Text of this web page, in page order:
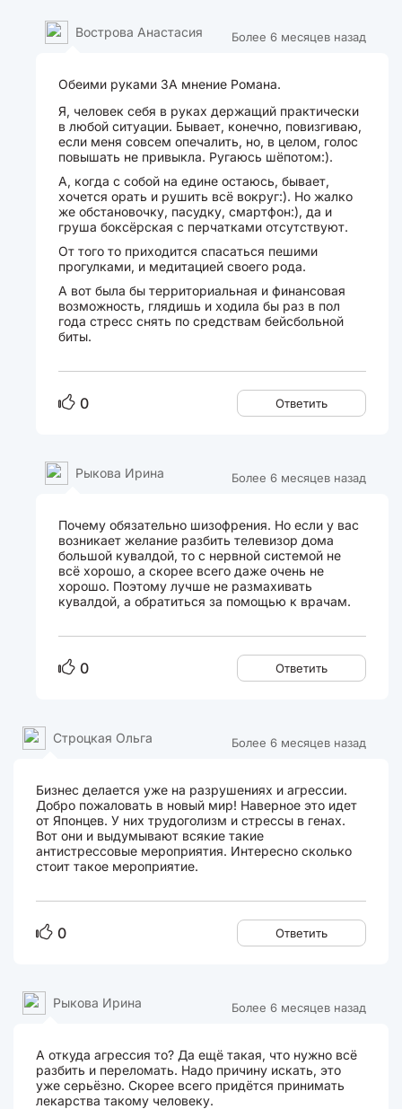
Более 6 месяцев назад
Вострова Анастасия
Обеими руками ЗА мнение Романа.
Я, человек себя в руках держащий практически
в любой ситуации. Бывает, конечно, повизгиваю,
если меня совсем опечалить, но, в целом, голос
повышать не привыкла. Ругаюсь шёпотом:).
А, когда с собой на едине остаюсь, бывает,
хочется орать и рушить всё вокруг:). Но жалко
же обстановочку, пасудку, смартфон:), да и
груша боксёрская с перчатками отсутствуют.
От того то приходится спасаться пешими
прогулками, и медитацией своего рода.
А вот была бы территориальная и финансовая
возможность, глядишь и ходила бы раз в пол
года стресс снять по средствам бейсбольной
биты.
0 Ответить
Более 6 месяцев назад
Рыкова Ирина
Почему обязательно шизофрения. Но если у вас
возникает желание разбить телевизор дома
большой кувалдой, то с нервной системой не
всё хорошо, а скорее всего даже очень не
хорошо. Поэтому лучше не размахивать
кувалдой, а обратиться за помощью к врачам.
0 Ответить
Более 6 месяцев назад
Строцкая Ольга
Бизнес делается уже на разрушениях и агрессии.
Добро пожаловать в новый мир! Наверное это идет
от Японцев. У них трудоголизм и стрессы в генах.
Вот они и выдумывают всякие такие
антистрессовые мероприятия. Интересно сколько
стоит такое мероприятие.
0 Ответить
Более 6 месяцев назад
Рыкова Ирина
А откуда агрессия то? Да ещё такая, что нужно всё
разбить и переломать. Надо причину искать, это
уже серьёзно. Скорее всего придётся принимать
лекарства такому человеку.